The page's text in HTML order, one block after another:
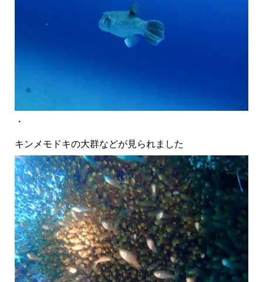
・
キンメモドキの大群などが見られました